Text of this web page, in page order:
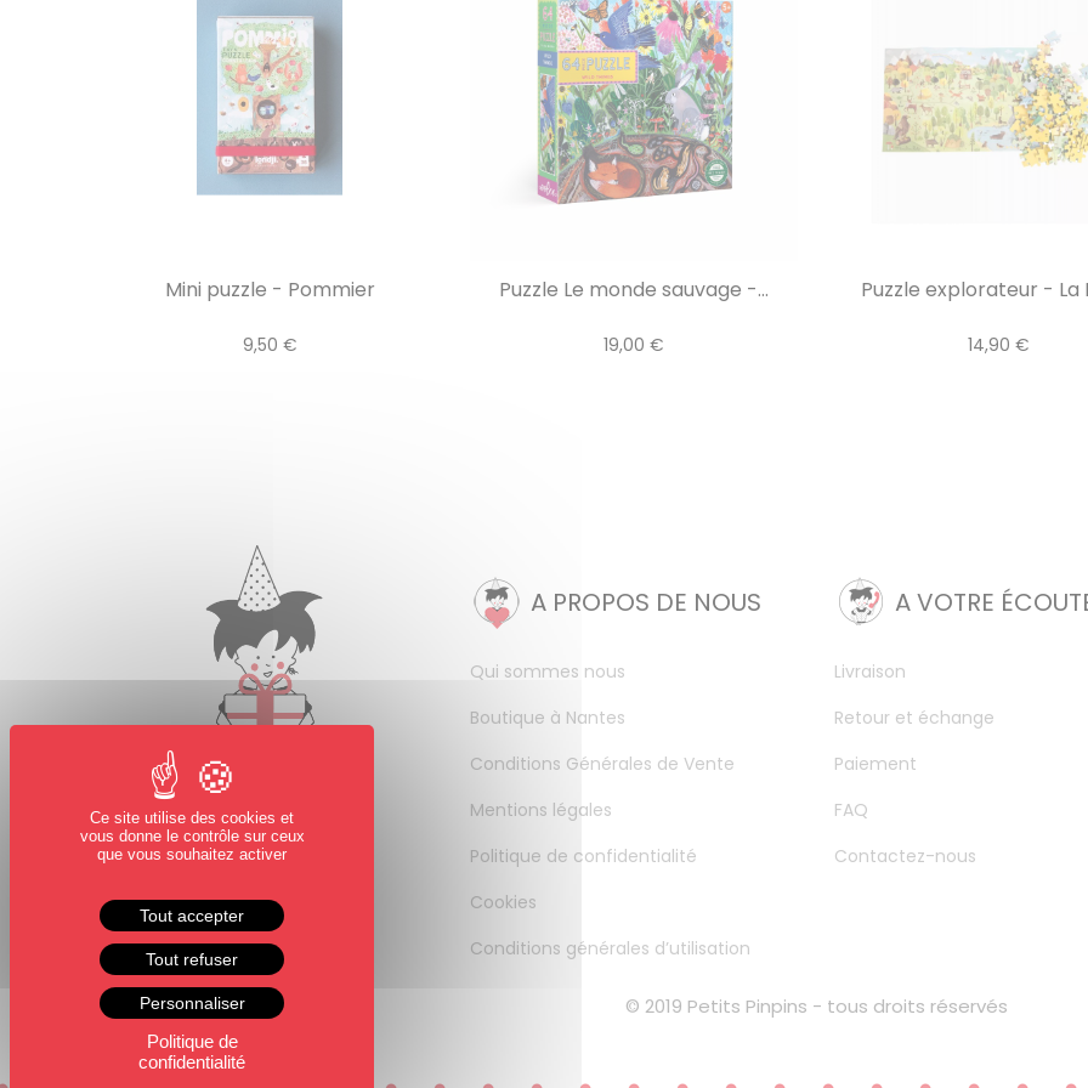
Mini puzzle - Pommier
9,50 €
Puzzle Le monde sauvage -...
19,00 €
Puzzle explorateur - La
14,90 €
A PROPOS DE NOUS
Qui sommes nous
Boutique à Nantes
Conditions Générales de Vente
Mentions légales
Politique de confidentialité
Cookies
Conditions générales d’utilisation
A VOTRE
Livraison
Retour et échange
Paiement
FAQ
Contactez-nous
© 2019 Petits Pinpins - tous droits réservés
Ce site utilise des cookies et
vous donne le contrôle sur ceux
que vous souhaitez activer
Tout accepter
Tout refuser
Personnaliser
Politique de
confidentialité